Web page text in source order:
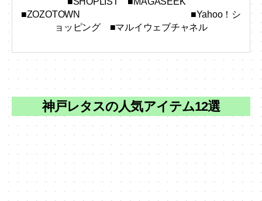
■ZOZOTOWN ■Yahoo！シ
ョッピング ■マルイウェブチャネル
神戸レタスの人気アイテム12選